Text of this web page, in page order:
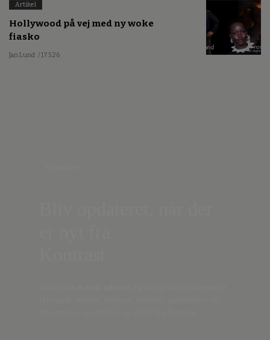
Artikel
Hollywood på vej med ny woke
fiasko
Jan Lund / 17.5.26